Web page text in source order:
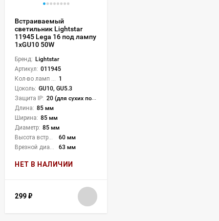
Встраиваемый
светильник Lightstar
11945 Lega 16 под лампу
1xGU10 50W
Бренд: Lightstar
Артикул: 011945
1
Цоколь: GU10, GU5.3
Защита IP: 20 (для сухих пом.)
Длина: 85 мм
Ширина: 85 мм
Диаметр: 85 мм
60 мм
63 мм
НЕТ В НАЛИЧИИ
299 ₽